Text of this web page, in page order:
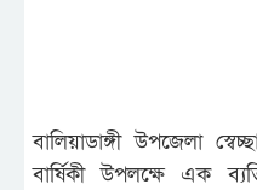
বালিয়াডাঙ্গী উপজেলা
বার্ষিকী উপলক্ষে এক